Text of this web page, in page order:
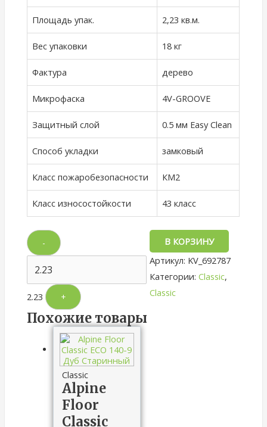
Площадь упак. 2,23 кв.м.
Вес упаковки 18 кг
Фактура дерево
Микрофаска 4V-GROOVE
Защитный слой 0.5 мм Easy Clean
Способ укладки замковый
Класс пожаробезопасности КМ2
Класс износостойкости 43 класс
-
2.23 +
В КОРЗИНУ
Артикул: KV_692787
Категории:Classic,
Classic
Похожие товары
Classic
Alpine
Floor
Classic